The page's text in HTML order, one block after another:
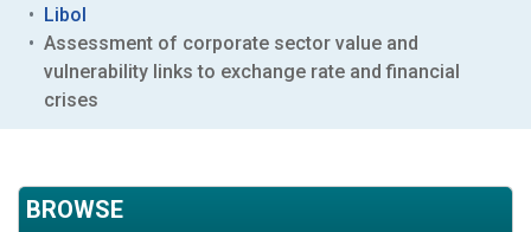
Libol
Assessment of corporate sector value and
vulnerability links to exchange rate and financial
crises
BROWSE